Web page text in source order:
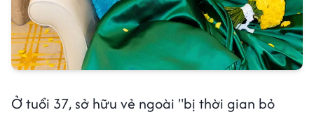
Ở tuổi 37, sở hữu vẻ ngoài "bị thời gian bỏ